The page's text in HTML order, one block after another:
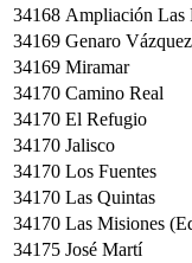
34168 Ampliación Las
34169 Genaro Vázquez
34169 Miramar
34170 Camino Real
34170 El Refugio
34170 Jalisco
34170 Los Fuentes
34170 Las Quintas
34170 Las Misiones
34175 José Martí